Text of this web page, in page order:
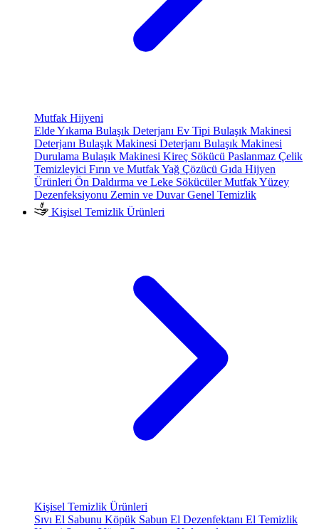
Mutfak Hijyeni
Elde Yıkama Bulaşık Deterjanı Ev Tipi Bulaşık Makinesi
Deterjanı Bulaşık Makinesi Deterjanı Bulaşık Makinesi
Durulama Bulaşık Makinesi Kireç Sökücü Paslanmaz Çelik
Temizleyici Fırın ve Mutfak Yağ Çözücü Gıda Hijyen
Ürünleri Ön Daldırma ve Leke SökücülerMutfak Yüzey
Dezenfeksiyonu Zemin ve Duvar Genel Temizlik
Kişisel Temizlik Ürünleri
Kişisel Temizlik Ürünleri
Sıvı El Sabunu Köpük Sabun El Dezenfektanı El Temizlik